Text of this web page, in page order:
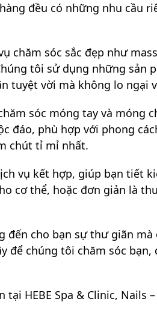
đều có những nhu cầu
chăm sóc sắc đẹp như
tôi sử dụng những sản
tuyệt vời mà không lo ngại
sóc móng tay và móng
đáo, phù hợp với phong
chút tỉ mỉ nhất.
vụ kết hợp, giúp bạn
cơ thể, hoặc đơn giản là
cho bạn sự thư giãn
để chúng tôi chăm sóc
HEBE Spa & Clinic,